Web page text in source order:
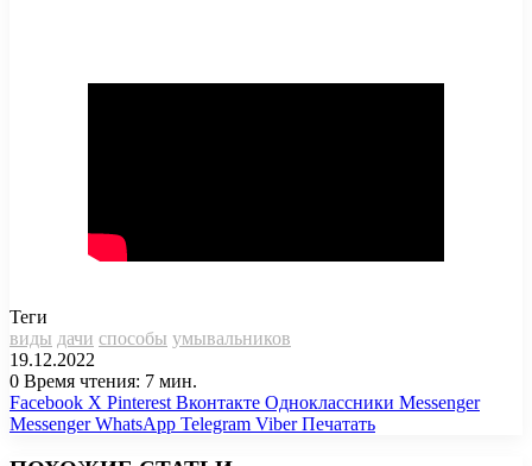
Теги
виды дачи способы умывальников
19.12.2022
0 Время чтения: 7 мин.
Facebook X Pinterest Вконтакте Одноклассники Messenger
Messenger WhatsApp Telegram Viber Печатать